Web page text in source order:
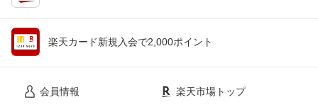
楽天カード新規入会で2,000ポイント
会員情報 楽天市場トップ